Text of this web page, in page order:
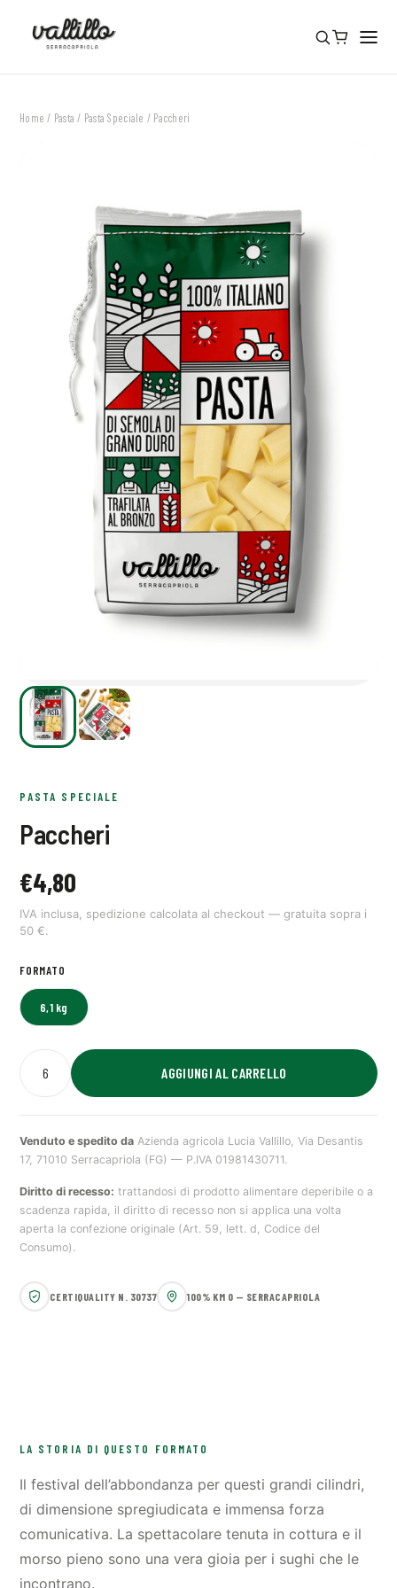
Home / Pasta / Pasta Speciale / Paccheri
PASTA SPECIALE
Paccheri
€4,80
IVA inclusa, spedizione calcolata al checkout — gratuita sopra i
50 €.
FORMATO
6,1 kg
AGGIUNGI AL CARRELLO
Venduto e spedito da Azienda agricola Lucia Vallillo, Via Desantis
17, 71010 Serracapriola (FG) — P.IVA 01981430711.
Diritto di recesso: trattandosi di prodotto alimentare deperibile o a
scadenza rapida, il diritto di recesso non si applica una volta
aperta la confezione originale (Art. 59, lett. d, Codice del
Consumo).
CERTIQUALITY N. 30737 100% KM 0 — SERRACAPRIOLA
LA STORIA DI QUESTO FORMATO
Il festival dell’abbondanza per questi grandi cilindri,
di dimensione spregiudicata e immensa forza
comunicativa. La spettacolare tenuta in cottura e il
morso pieno sono una vera gioia per i sughi che le
incontrano.